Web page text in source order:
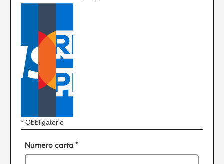
* Obbligatorio
Numero carta *